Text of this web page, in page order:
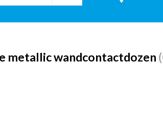
metallic wandcontactdozen